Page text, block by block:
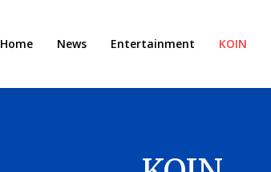
Home News Entertainment KOIN